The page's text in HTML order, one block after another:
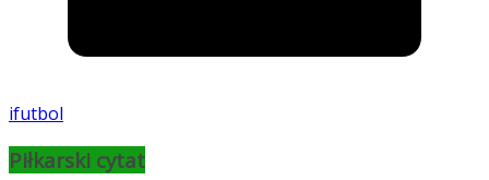
ifutbol
Piłkarski cytat